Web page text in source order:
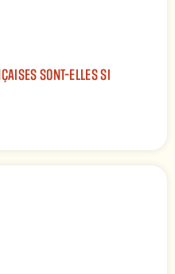
SONT-ELLES SI